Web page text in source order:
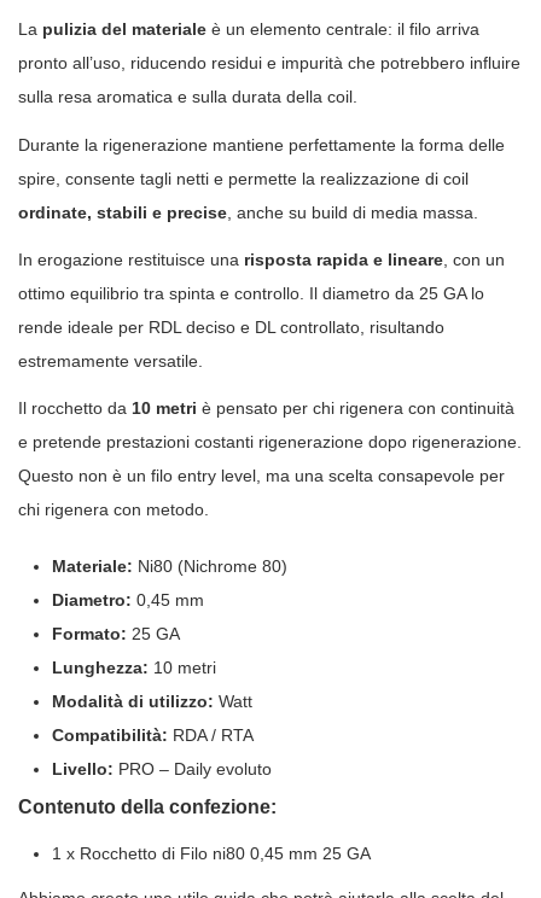
La pulizia del materiale è un elemento centrale: il filo arriva
pronto all’uso, riducendo residui e impurità che potrebbero influire
sulla resa aromatica e sulla durata della coil.
Durante la rigenerazione mantiene perfettamente la forma delle
spire, consente tagli netti e permette la realizzazione di coil
ordinate, stabili e precise , anche su build di media massa.
In erogazione restituisce una risposta rapida e lineare , con un
ottimo equilibrio tra spinta e controllo. Il diametro da 25 GA lo
rende ideale per RDL deciso e DL controllato, risultando
estremamente versatile.
Il rocchetto da 10 metri è pensato per chi rigenera con continuità
e pretende prestazioni costanti rigenerazione dopo rigenerazione.
Questo non è un filo entry level, ma una scelta consapevole per
chi rigenera con metodo.
Materiale: Ni80 (Nichrome 80)
Diametro: 0,45 mm
Formato: 25 GA
Lunghezza: 10 metri
Modalità di utilizzo: Watt
Compatibilità: RDA / RTA
Livello: PRO – Daily evoluto
Contenuto della confezione:
1 x Rocchetto di Filo ni80 0,45 mm 25 GA